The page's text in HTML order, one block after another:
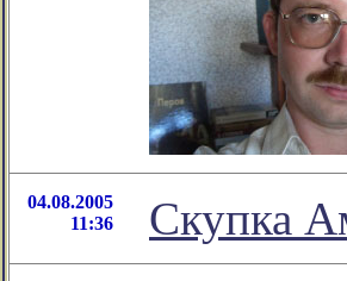
04.08.2005
11:36
Скупка